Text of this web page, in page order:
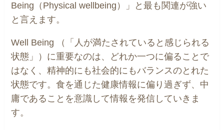
Being（Physical wellbeing）」と最も関連が強い
と言えます。
Well Being （「人が満たされていると感じられる
状態」）に重要なのは、どれか一つに偏ることで
はなく、精神的にも社会的にもバランスのとれた
状態です。食を通じた健康情報に偏り過ぎず、中
庸であることを意識して情報を発信していきま
す。